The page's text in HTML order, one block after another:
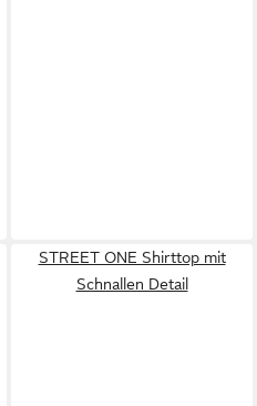
STREET ONE Shirttop mit
Schnallen Detail